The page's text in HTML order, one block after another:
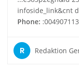
infoside_link&cnt
Phone:
R Redaktion